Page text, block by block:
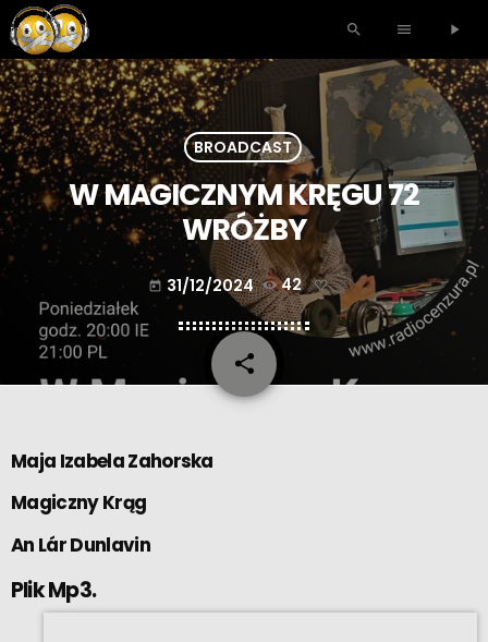
search menu play_arrow
BROADCAST
W MAGICZNYM KRĘGU 72
WRÓŻBY
today 31/12/2024 42
share
email
Maja Izabela Zahorska
Magiczny Krąg
An Lár Dunlavin
Plik Mp3.